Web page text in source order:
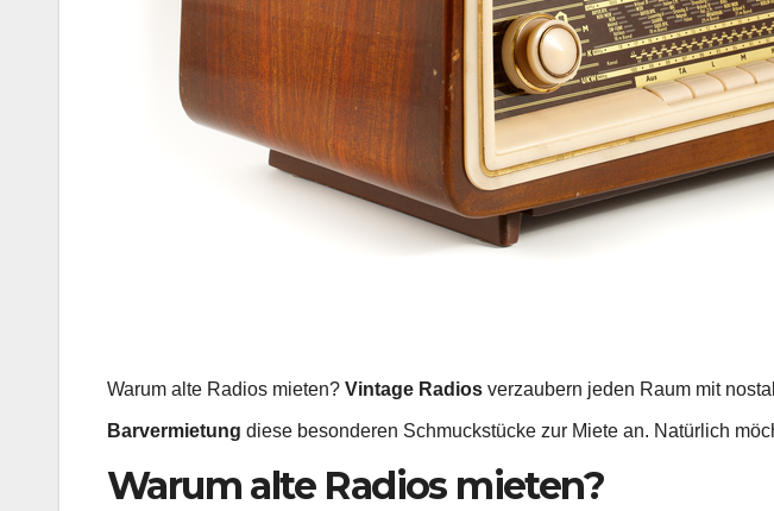
Warum alte Radios mieten? Vintage Radios verzaubern jeden Raum mit
Barvermietung diese besonderen Schmuckstücke zur Miete an. Natürlich
Warum alte Radios mieten?